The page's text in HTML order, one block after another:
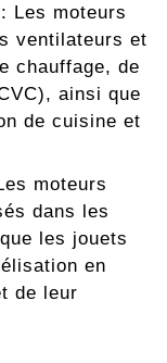
: Les moteurs
ventilateurs et
chauffage, de
ainsi que
de cuisine et
moteurs
dans les
les jouets
en
de leur